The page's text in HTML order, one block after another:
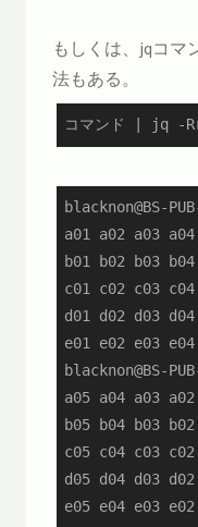
もしくは、jqコマ
法もある。
コマンド | jq -
blacknon@BS-
a01 a02 a03
b01 b02 b03
c01 c02 c03
d01 d02 d03
e01 e02 e03
a05 a04 a03 a02
b05 b04 b03 b02
c05 c04 c03 c02
d05 d04 d03 d02
e05 e04 e03 e02